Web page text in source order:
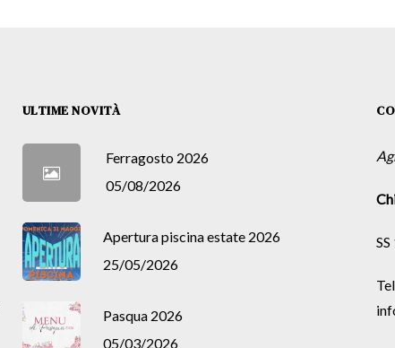
ULTIME NOVITÀ
Ferragosto 2026
05/08/2026
Apertura piscina estate 2026
25/05/2026
Pasqua 2026
05/03/2026